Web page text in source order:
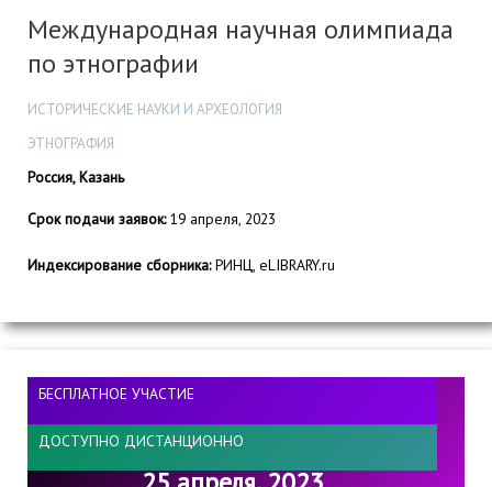
Международная научная олимпиада
по этнографии
ИСТОРИЧЕСКИЕ НАУКИ И АРХЕОЛОГИЯ
ЭТНОГРАФИЯ
Россия, Казань
Срок подачи заявок:19 апреля, 2023
Индексирование сборника:РИНЦ, eLIBRARY.ru
БЕСПЛАТНОЕ УЧАСТИЕ
ДОСТУПНО ДИСТАНЦИОННО